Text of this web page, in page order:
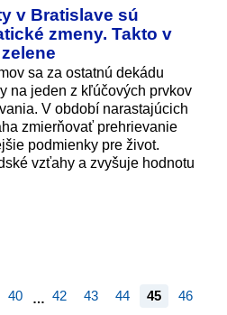
v Bratislave sú
zmeny. Takto v
sa za ostatnú dekádu
na jeden z kľúčových prvkov
V období narastajúcich
zmierňovať prehrievanie
podmienky pre život.
vzťahy a zvyšuje hodnotu
40 … 42 43 44 45 46